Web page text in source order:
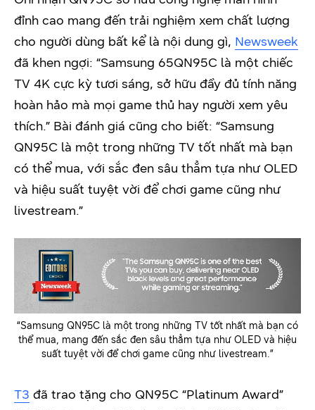
đỉnh cao mang đến trải nghiệm xem chất lượng
cho người dùng bất kể là nội dung gì, Newsweek
đã khen ngợi: “Samsung 65QN95C là một chiếc
TV 4K cực kỳ tươi sáng, sở hữu đầy đủ tính năng
hoàn hảo mà mọi game thủ hay người xem yêu
thích.” Bài đánh giá cũng cho biết: “Samsung
QN95C là một trong những TV tốt nhất mà bạn
có thể mua, với sắc đen sâu thẳm tựa như OLED
và hiệu suất tuyệt vời để chơi game cũng như
livestream.”
“Samsung QN95C là một trong những TV tốt nhất mà bạn có
thể mua, mang đến sắc đen sâu thẳm tựa như OLED và hiệu
suất tuyệt vời để chơi game cũng như livestream.”
T3 đã trao tặng cho QN95C “Platinum Award”